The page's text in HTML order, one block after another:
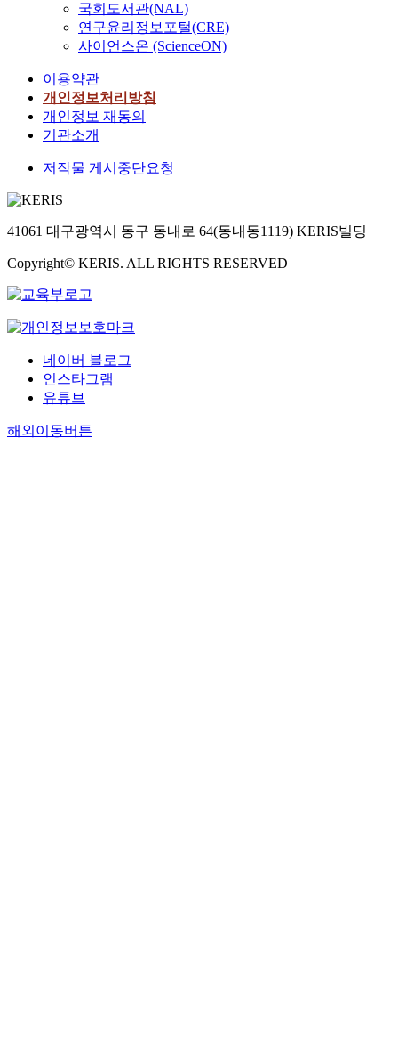
국회도서관(NAL)
연구윤리정보포털(CRE)
사이언스온 (ScienceON)
이용약관
개인정보처리방침
개인정보 재동의
기관소개
저작물 게시중단요청
41061 대구광역시 동구 동내로 64(동내동1119) KERIS빌딩
Copyright© KERIS. ALL RIGHTS RESERVED
네이버 블로그
인스타그램
유튜브
해외이동버튼